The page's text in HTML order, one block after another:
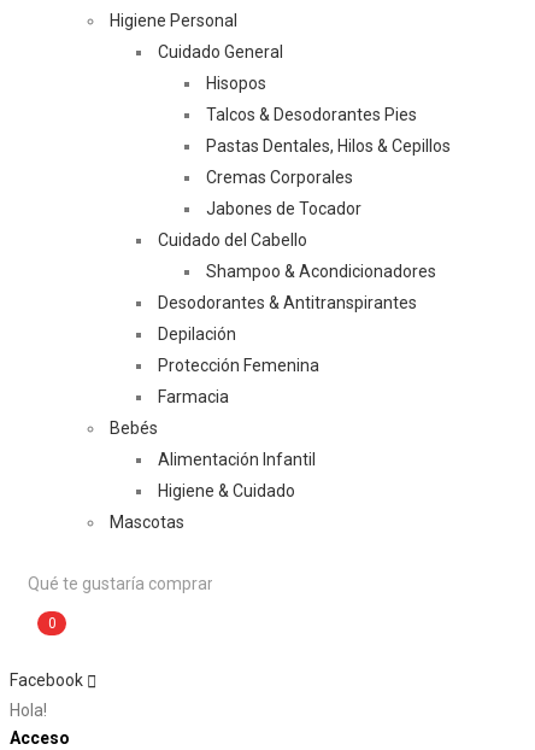
Higiene Personal
Cuidado General
Hisopos
Talcos & Desodorantes Pies
Pastas Dentales, Hilos & Cepillos
Cremas Corporales
Jabones de Tocador
Cuidado del Cabello
Shampoo & Acondicionadores
Desodorantes & Antitranspirantes
Depilación
Protección Femenina
Farmacia
Bebés
Alimentación Infantil
Higiene & Cuidado
Mascotas
0
Facebook
Hola!
Acceso